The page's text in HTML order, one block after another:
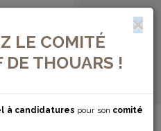
LE COMITÉ
DE THOUARS !
à candidatures pour son comité